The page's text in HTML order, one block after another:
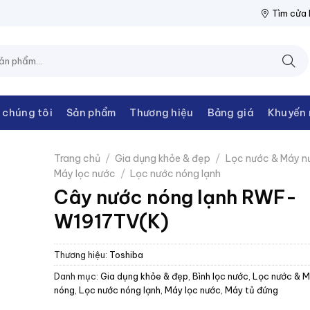
CHÂU NPP THIẾT
Tìm cửa
chúng tôi Sản phẩm Thương hiệu Bảng giá Khuyến
Trang chủ / Gia dụng khỏe & đẹp / Lọc nước & Máy
Máy lọc nước / Lọc nước nóng lạnh
Cây nước nóng lạnh RWF-
W1917TV(K)
Thương hiệu: Toshiba
Danh mục: Gia dụng khỏe & đẹp Bình lọc nước Lọc nước &
nóng Lọc nước nóng lạnh Máy lọc nước Máy tủ đứng